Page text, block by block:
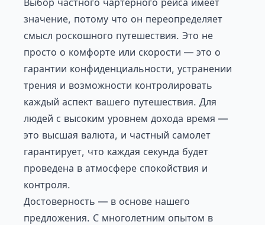
Выбор частного чартерного рейса имеет
значение, потому что он переопределяет
смысл роскошного путешествия. Это не
просто о комфорте или скорости — это о
гарантии конфиденциальности, устранении
трения и возможности контролировать
каждый аспект вашего путешествия. Для
людей с высоким уровнем дохода время —
это высшая валюта, и частный самолет
гарантирует, что каждая секунда будет
проведена в атмосфере спокойствия и
контроля.
Достоверность — в основе нашего
предложения. С многолетним опытом в